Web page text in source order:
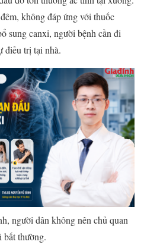
không đáp ứng với thuốc
sung canxi, người bệnh cần đi
điều trị tại nhà.
người dân không nên chủ quan
bất thường.